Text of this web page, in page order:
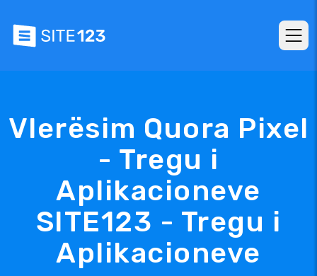
Vlerësim Quora Pixel
- Tregu i
Aplikacioneve
SITE123 - Tregu i
Aplikacioneve